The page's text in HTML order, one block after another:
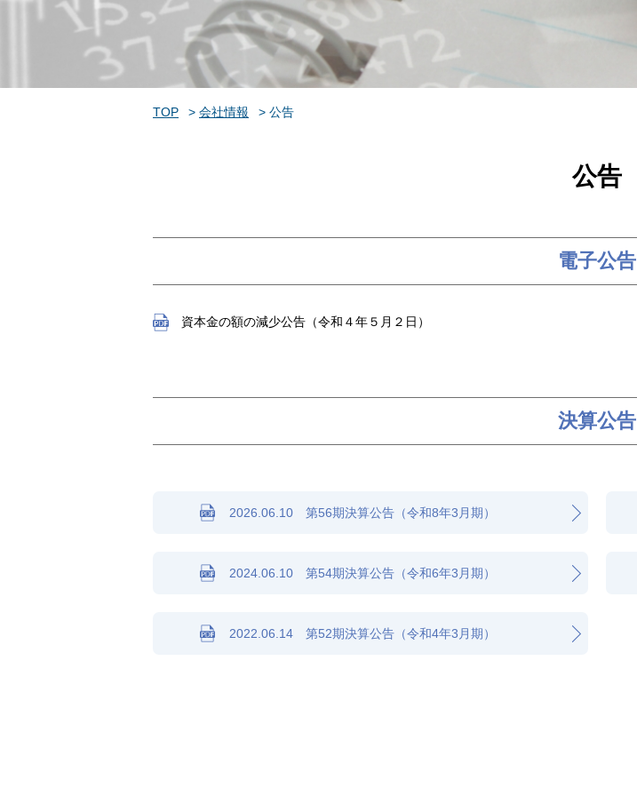
TOP 会社情報 公告
公告
電子公告
資本金の額の減少公告（令和４年５月２日）
決算公告
2026.06.10 第56期決算公告（令和8年3月期）
2024.06.10 第54期決算公告（令和6年3月期）
2022.06.14 第52期決算公告（令和4年3月期）